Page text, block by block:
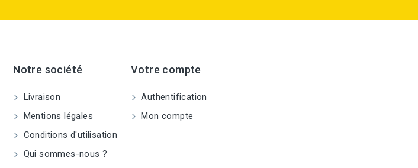
Notre société
Livraison
Mentions légales
Conditions d'utilisation
Qui sommes-nous ?
Votre compte
Authentification
Mon compte